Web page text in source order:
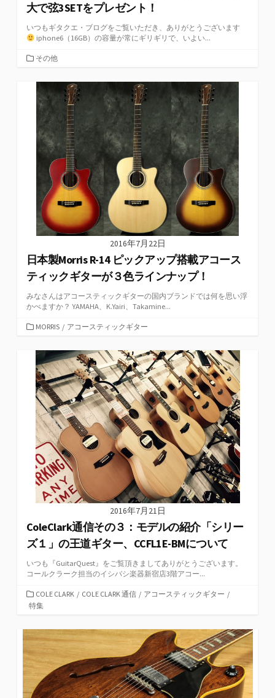
大で弦3SETをプレゼント！
いつもギタクエ・ブログをご覧いただき、ありがとうございます
iphone6（16GB）の容量が常にギリギリで、いよい...
カ
ゴ
リ
ー
その他
2016年7月22日
日本製Morris R-14 ピックアップ搭載アコース
ティックギターが３色ラインナップ！
みなさんはアコースティックギターの国内ブランドでは何を思い浮
かべますか？ YAMAHA、K.Yairi、Takamine...
カ
ゴ
ー
MORRIS / アコースティックギター
2016年7月21日
ColeClark通信その３：モデルの紹介「シリー
ズ１」の王道ギター、CCFL1E-BMについて
いつも『GuitarQuest』をご覧頂きましてありがとうございます。
コールクラーク担当のイシバシ楽器新宿店3階アコー...
カ
テ
リ
ー
COLE CLARK / COLE CLARK 通信 / アコースティックギター /
特集